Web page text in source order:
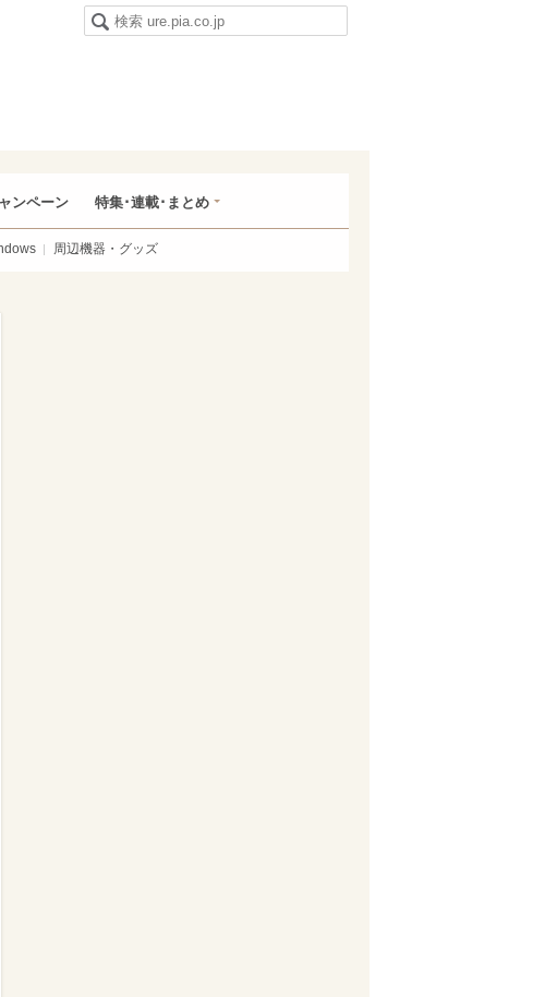
ンペーン 特集･連載･まとめ
周辺機器・グッズ